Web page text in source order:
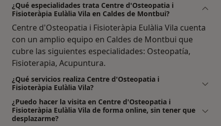
¿Qué especialidades trata Centre d'Osteopatia i
Fisioteràpia Eulàlia Vila en Caldes de Montbui?
Centre d'Osteopatia i Fisioteràpia Eulàlia Vila cuenta
con un amplio equipo en Caldes de Montbui que
cubre las siguientes especialidades: Osteopatía,
Fisioterapia, Acupuntura.
¿Qué servicios realiza Centre d'Osteopatia i
Fisioteràpia Eulàlia Vila?
¿Puedo hacer la visita en Centre d'Osteopatia i
Fisioteràpia Eulàlia Vila de forma online, sin tener que
desplazarme?